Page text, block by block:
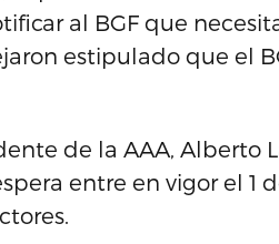
al BGF que
estipulado que el
de la AAA, Alberto
entre en vigor el 1